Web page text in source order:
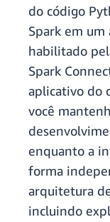
do código
Spark em
habilitado
Spark
aplicativo do
você
enquanto a
forma
arquitetura
incluindo